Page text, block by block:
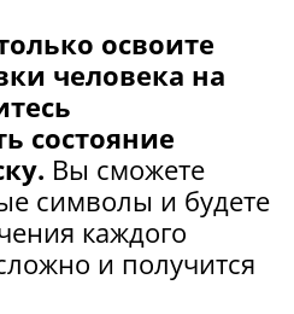
освоите
человека на
состояние
Вы сможете
символы и будете
каждого
и получится